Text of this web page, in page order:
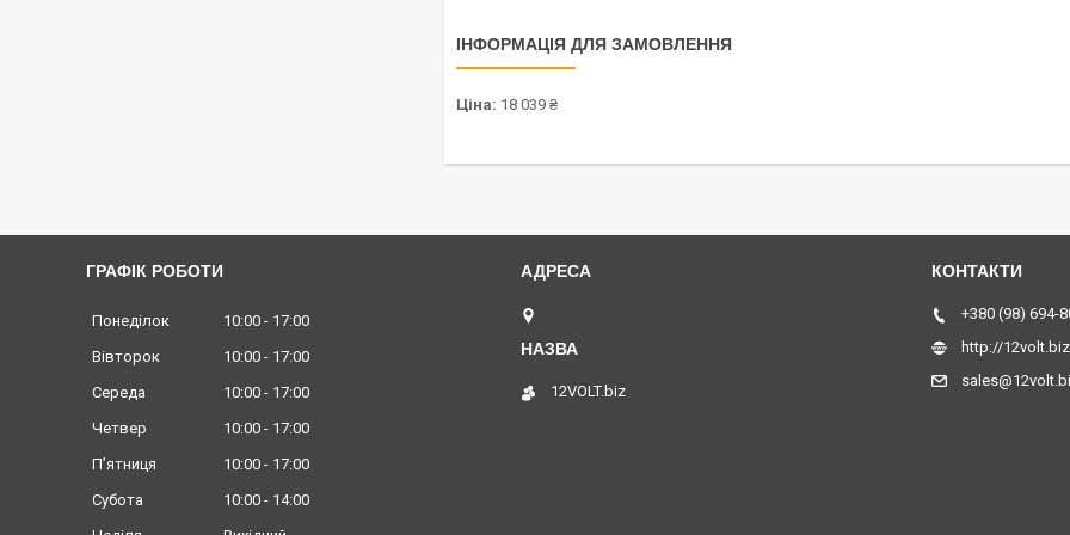
ІНФОРМАЦІЯ ДЛЯ ЗАМОВЛЕННЯ
Ціна: 18 039 ₴
ГРАФІК РОБОТИ
Понеділок 10:00
17:00
Вівторок
10:00
17:00
Середа
10:00
17:00
Четвер
10:00
17:00
Пʼятниця
10:00
17:00
Субота
10:00
14:00
12VOLT.biz
+380 (98) 694-
http://